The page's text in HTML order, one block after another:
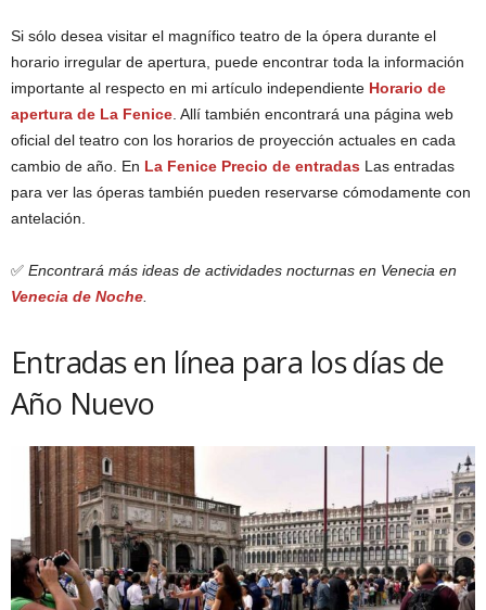
Si sólo desea visitar el magnífico teatro de la ópera durante el
horario irregular de apertura, puede encontrar toda la información
importante al respecto en mi artículo independiente Horario de
apertura de La Fenice . Allí también encontrará una página web
oficial del teatro con los horarios de proyección actuales en cada
cambio de año. En La Fenice Precio de entradas Las entradas
para ver las óperas también pueden reservarse cómodamente con
antelación.
✅ Encontrará más ideas de actividades nocturnas en Venecia en
Venecia de Noche
Entradas en línea para los días de
Año Nuevo